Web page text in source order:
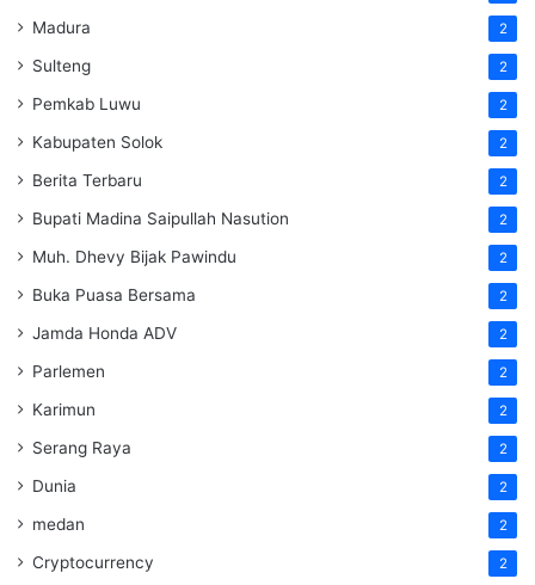
Madura 2
Sulteng 2
Pemkab Luwu 2
Kabupaten Solok 2
Berita Terbaru 2
Bupati Madina Saipullah Nasution 2
Muh. Dhevy Bijak Pawindu 2
Buka Puasa Bersama 2
Jamda Honda ADV 2
Parlemen 2
Karimun 2
Serang Raya 2
Dunia 2
medan 2
Cryptocurrency 2